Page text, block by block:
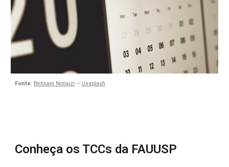
Fonte: Behnam Norouzi – Unsplash
Conheça os TCCs da FAUUSP